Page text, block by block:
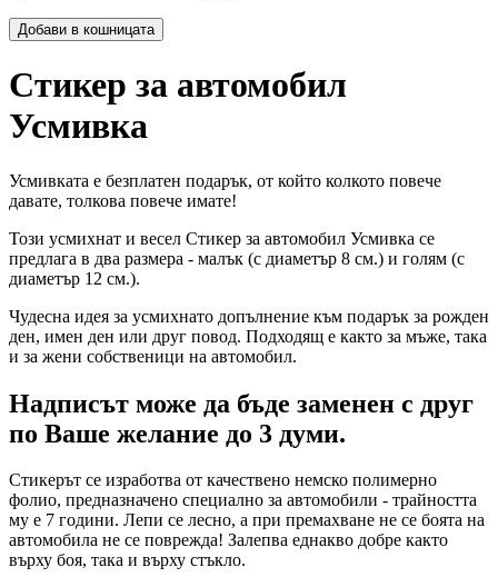
Добави в кошницата
Стикер за автомобил
Усмивка
Усмивката е безплатен подарък, от който колкото повече
давате, толкова повече имате!
Този усмихнат и весел Стикер за автомобил Усмивка се
предлага в два размера - малък (с диаметър 8 см.) и голям (с
диаметър 12 см.).
Чудесна идея за усмихнато допълнение към подарък за рожден
ден, имен ден или друг повод. Подходящ е както за мъже, така
и за жени собственици на автомобил.
Надписът може да бъде заменен с друг
по Ваше желание до 3 думи.
Стикерът се изработва от качествено немско полимерно
фолио, предназначено специално за автомобили - трайността
му е 7 години. Лепи се лесно, а при премахване не се боята на
автомобила не се поврежда! Залепва еднакво добре както
върху боя, така и върху стъкло.